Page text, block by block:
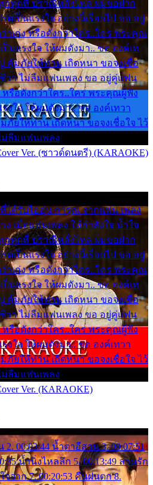
กทุกที่ ปราณีหลั่งไหล ผมขอฝาก
ดเป็นแรงใจ อย่างนี้เรื่อยไป ขอ อยู่
าเก่ง หรือดังกว่าใคร..ใคร พระคุณ
นแรงใจ ให้ผมดังมา.. ขอ องค์เท
คุ้มภัยให้ท่าน เถิดหนา ขอจงเชื่อ
ชีวา ไม่ลืมแฟนเพลง ขอ อยู่คู่แฟน
หรือดังกว่าใคร..ใคร พระคุณผู้ฟัง
งใจ ให้ผมดังมา.. ขอ องค์เทวา
ยให้ท่าน เถิดหนา ขอจงเชื่อใจ ไว้
ม่ลืมแฟนเพลง
Ver. (ซาวด์ดนตรี) (KARAOKE)
ได้รับไออุ่น การุณ จากแฟน เพลง
ง เมื่อแฟนเพลง ให้กำลังใจ น้ำใจ
กทุกที่ ปราณีหลั่งไหล ผมขอฝาก
ดเป็นแรงใจ อย่างนี้เรื่อยไป ขอ อยู่
าเก่ง หรือดังกว่าใคร..ใคร พระคุณ
นแรงใจ ให้ผมดังมา.. ขอ องค์เท
คุ้มภัยให้ท่าน เถิดหนา ขอจงเชื่อ
ชีวา ไม่ลืมแฟนเพลง ขอ อยู่คู่แฟน
หรือดังกว่าใคร..ใคร พระคุณผู้ฟัง
งใจ ให้ผมดังมา.. ขอ องค์เทวา
ยให้ท่าน เถิดหนา ขอจงเชื่อใจ ไว้
ม่ลืมแฟนเพลง
Ver. (KARAOKE)
2. 00:03:44 น้ำตาอีสาน 3. 00:07:51
น้ำนิ่งไหลลึก 5. 00:13:49 ลานรัก
จจาก 7. 00:20:53 คืนฝนตก 8.